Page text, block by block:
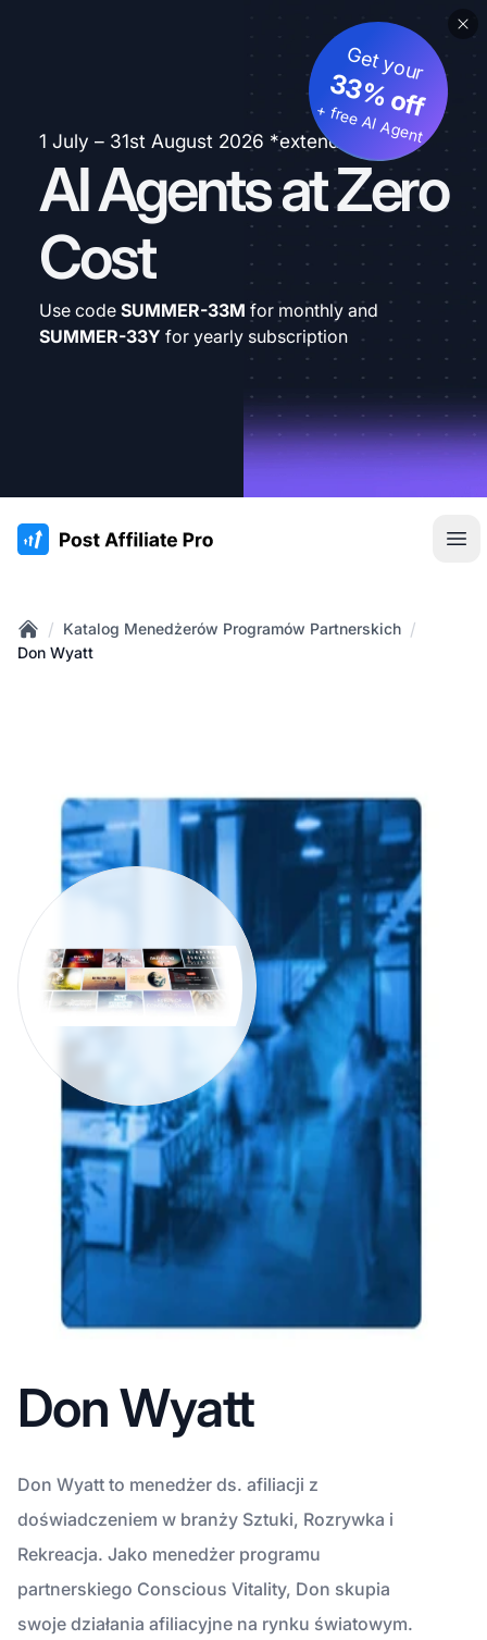
1 July – 31st August 2026 *extended
AI Agents at Zero
Cost
Get your
33% off
+ free AI Agent
Use code SUMMER-33M for monthly and
SUMMER-33Y for yearly subscription
:site.title
Home
/ Katalog Menedżerów Programów Partnerskich /
Don Wyatt
Don Wyatt
Don Wyatt to menedżer ds. afiliacji z
doświadczeniem w branży Sztuki, Rozrywka i
Rekreacja. Jako menedżer programu
partnerskiego Conscious Vitality, Don skupia
swoje działania afiliacyjne na rynku światowym.